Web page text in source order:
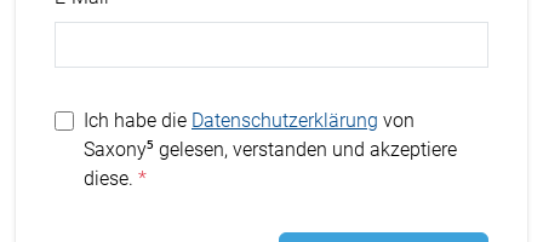
Ich habe die Datenschutzerklärung von
Saxony⁵ gelesen, verstanden und akzeptiere
diese.